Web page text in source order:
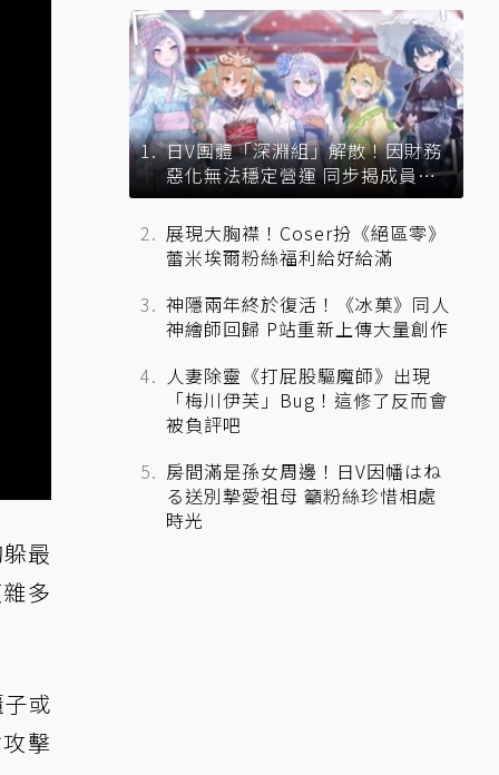
最
多
或
擊
日V團體「深淵組」解散！因財務
惡化無法穩定營運 同步揭成員未
來去向
展現大胸襟！Coser扮《絕區零》
蕾米埃爾粉絲福利給好給滿
神隱兩年終於復活！《冰菓》同人
神繪師回歸 P站重新上傳大量創作
人妻除靈《打屁股驅魔師》出現
「梅川伊芙」Bug！這修了反而會
被負評吧
房間滿是孫女周邊！日V因幡はね
る送別摯愛祖母 籲粉絲珍惜相處
時光